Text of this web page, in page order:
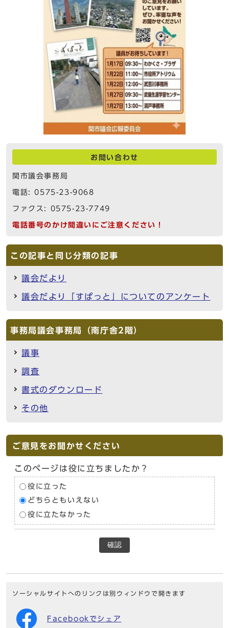
お問い合わせ
関市議会事務局
電話: 0575-23-9068
ファクス: 0575-23-7749
電話番号のかけ間違いにご注意ください！
この記事と同じ分類の記事
議会だより
議会だより「すぱっと」についてのアンケート
事務局議会事務局（南庁舎2階）
議事
調査
書式のダウンロード
その他
ご意見をお聞かせください
このページは役に立ちましたか？
役に立った
どちらともいえない
役に立たなかった
確認
ソーシャルサイトへのリンクは別ウィンドウで開きます
Facebookでシェア